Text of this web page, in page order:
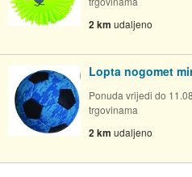
2 km udaljeno
Lopta nogomet
Ponuda vrijedi do
trgovinama
2 km udaljeno